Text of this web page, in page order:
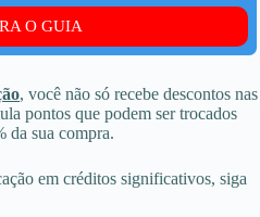
O GUIA
, você não só recebe descontos nas
pontos que podem ser trocados
da sua compra.
em créditos significativos, siga